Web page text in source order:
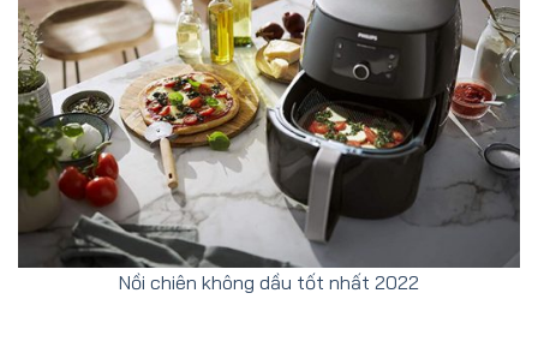
Nồi chiên không dầu tốt nhất 2022